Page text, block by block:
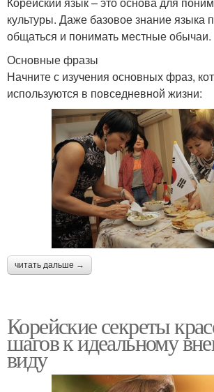
культуры. Даже базовое знание языка
общаться и понимать местные обычаи.
Основные фразы
Начните с изучения основных фраз,
используются в повседневной жизни:
читать дальше →
Корейские секреты
шагов к идеальному
виду